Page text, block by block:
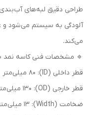
طراحی دقیق لبه‌های
آلودگی به سیستم می‌شود و
می‌کند.
🔹 مشخصات فنی کاسه نمد 80×130×13 TTO تایوان:
قطر داخلی (ID): 80 میلی‌متر
قطر خارجی (OD): 130 میلی‌متر
ضخامت (Width): 13 میلی‌متر